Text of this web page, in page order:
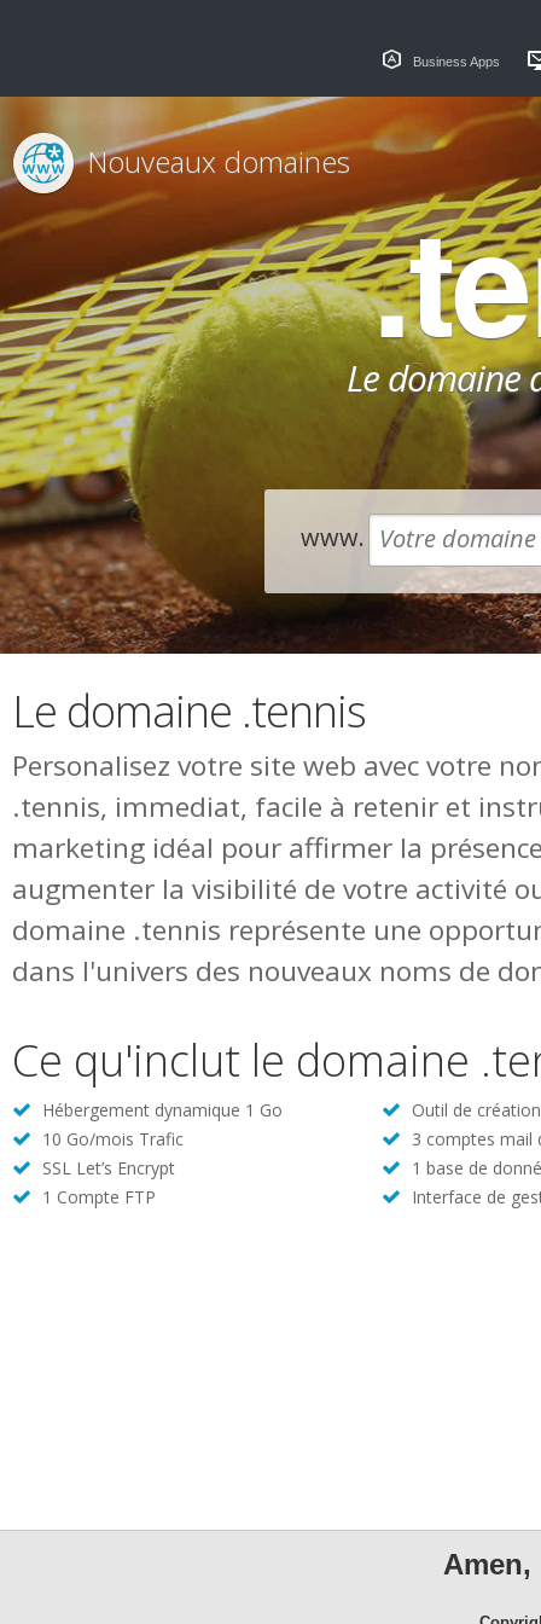
Business Apps
Le domaine
Nouveaux domaines
www.
Le domaine .tennis
Personalisez votre site web avec votre
.tennis, immediat, facile à retenir et
marketing idéal pour affirmer la
augmenter la visibilité de votre activité
domaine .tennis représente une
dans l'univers des nouveaux noms de
Ce qu'inclut le domaine
Hébergement dynamique 1 Go
Outil de
10 Go/mois Trafic
3 comptes mail
SSL Let’s Encrypt
1 base de
1 Compte FTP
Interface de